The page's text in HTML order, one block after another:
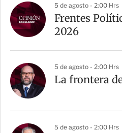
5 de agosto - 2:00 Hrs
Frentes
2026
5 de agosto - 2:00 Hrs
La frontera
5 de agosto - 2:00 Hrs